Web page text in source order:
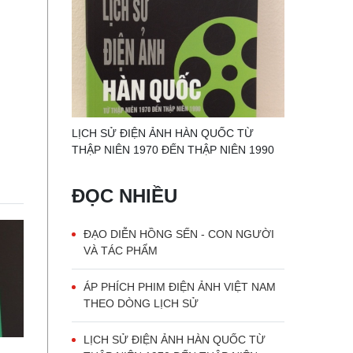
LỊCH SỬ ĐIỆN ẢNH HÀN QUỐC TỪ
THẬP NIÊN 1970 ĐẾN THẬP NIÊN 1990
ĐỌC NHIỀU
ĐẠO DIỄN HỒNG SẾN - CON NGƯỜI
VÀ TÁC PHẨM
ÁP PHÍCH PHIM ĐIỆN ẢNH VIỆT NAM
THEO DÒNG LỊCH SỬ
LỊCH SỬ ĐIỆN ẢNH HÀN QUỐC TỪ